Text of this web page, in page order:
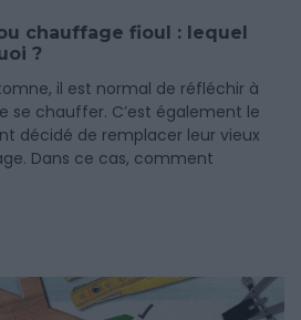
chauffage fioul : lequel
?
il est normal de réfléchir à
se chauffer. C’est également le
décidé de remplacer leur vieux
Dans ce cas, comment